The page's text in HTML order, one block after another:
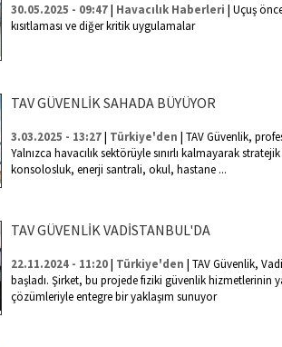
30.05.2025 - 09:47| Havacılık Haberleri | Uçuş
kısıtlaması ve diğer kritik uygulamalar
TAV GÜVENLİK SAHADA BÜYÜYOR
3.03.2025 - 13:27| Türkiye'den | TAV Güvenlik,
Yalnızca havacılık sektörüyle sınırlı kalmayarak
konsolosluk, enerji santrali, okul, hastane ...
TAV GÜVENLİK VADİSTANBUL'DA
22.11.2024 - 11:20| Türkiye'den | TAV Güvenlik,
başladı. Şirket, bu projede fiziki güvenlik hizmetlerinin
çözümleriyle entegre bir yaklaşım sunuyor